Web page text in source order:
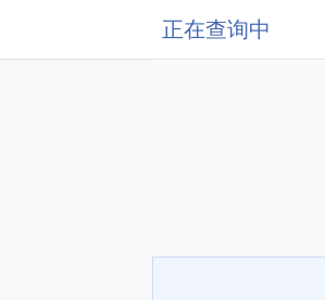
正在查询中